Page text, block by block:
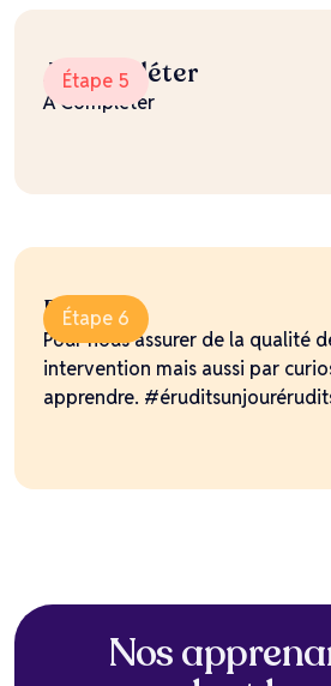
A Compléter
A Compléter
Étape 5
Bilan
Pour nous assurer de la qualité
intervention mais aussi par
apprendre.
Étape 6
Nos